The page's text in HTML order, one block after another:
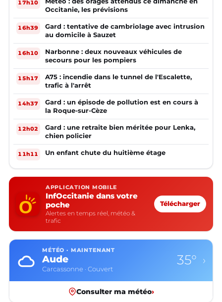
17h10
Occitanie, les prévisions
16h39
Gard : tentative de cambriolage avec intrusion
au domicile à Sauzet
16h10
Narbonne : deux nouveaux véhicules de
secours pour les pompiers
15h17
A75 : incendie dans le tunnel de l'Escalette,
trafic à l'arrêt
14h37
Gard : un épisode de pollution est en cours à
la Roque-sur-Cèze
12h02
Gard : une retraite bien méritée pour Lenka,
chien policier
11h11 Un enfant chute du huitième étage
APPLICATION MOBILE
InfOccitanie dans votre
poche
Alertes en temps réel, météo &
trafic
Télécharger
MÉTÉO · MAINTENANT
Aude
Carcassonne · Couvert
35° ›
Consulter ma météo›